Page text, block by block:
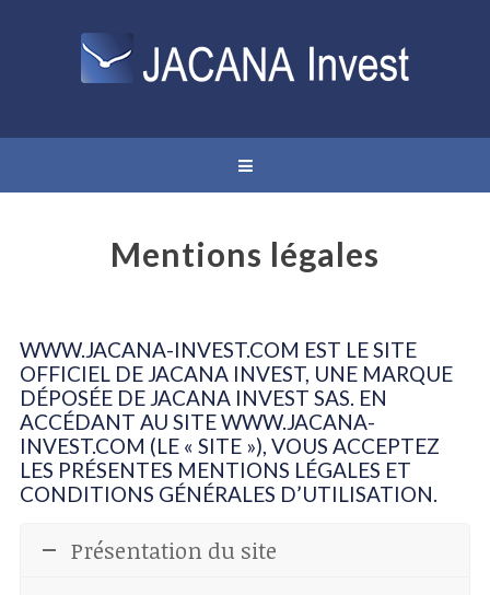
Mentions légales
WWW.JACANA-INVEST.COM EST LE SITE
OFFICIEL DE JACANA INVEST, UNE MARQUE
DÉPOSÉE DE JACANA INVEST SAS. EN
ACCÉDANT AU SITE WWW.JACANA-
INVEST.COM (LE « SITE »), VOUS ACCEPTEZ
LES PRÉSENTES MENTIONS LÉGALES ET
CONDITIONS GÉNÉRALES D’UTILISATION.
Présentation du site